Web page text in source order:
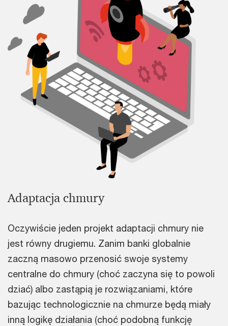
Adaptacja chmury
Oczywiście jeden projekt adaptacji chmury nie
jest równy drugiemu. Zanim banki globalnie
zaczną masowo przenosić swoje systemy
centralne do chmury (choć zaczyna się to powoli
dziać) albo zastąpią je rozwiązaniami, które
bazując technologicznie na chmurze będą miały
inną logikę działania (choć podobną funkcję